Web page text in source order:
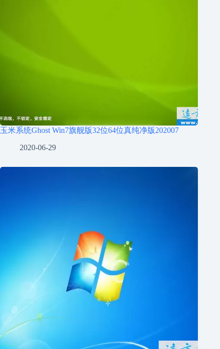
玉米系统Ghost Win7旗舰版32位64位真纯净版202007
2020-06-29